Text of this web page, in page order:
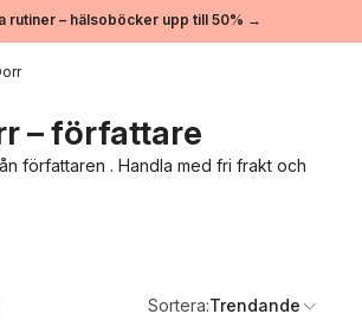
rutiner – hälsoböcker upp till 50% →
– författare
författaren . Handla med fri frakt och
Sortera:Trendande